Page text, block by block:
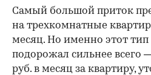
Самый большой приток
на трехкомнатные
месяц. Но именно этот тип
подорожал сильнее всего
руб. в месяц за квартиру,